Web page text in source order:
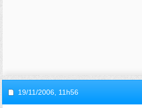
19/11/2006, 11h56